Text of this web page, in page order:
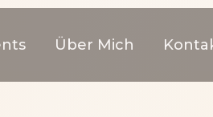
Über Mich